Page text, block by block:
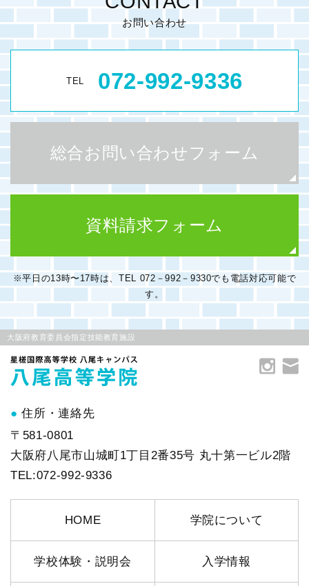
お問い合わせ
TEL 072-992-9336
総合お問い合わせフォーム
資料請求フォーム
※平日の13時〜17時は、TEL 072－992－9330でも電話対応可能で
す。
大阪府教育委員会指定技能教育施設
住所・連絡先
〒581-0801
大阪府八尾市山城町1丁目2番35号 丸十第一ビル2階
TEL:072-992-9336
HOME 学院について
学校体験・説明会 入学情報